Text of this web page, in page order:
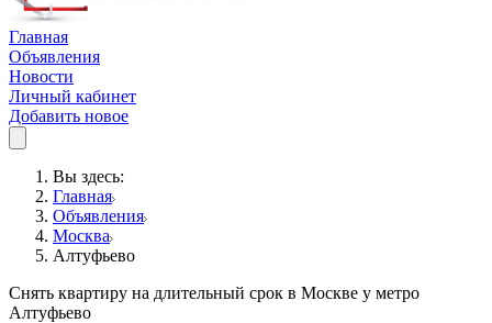
Главная
Объявления
Новости
Личный кабинет
Добавить новое
Вы здесь:
Главная
Объявления
Москва
Алтуфьево
Снять квартиру на длительный срок в Москве у метро
Алтуфьево